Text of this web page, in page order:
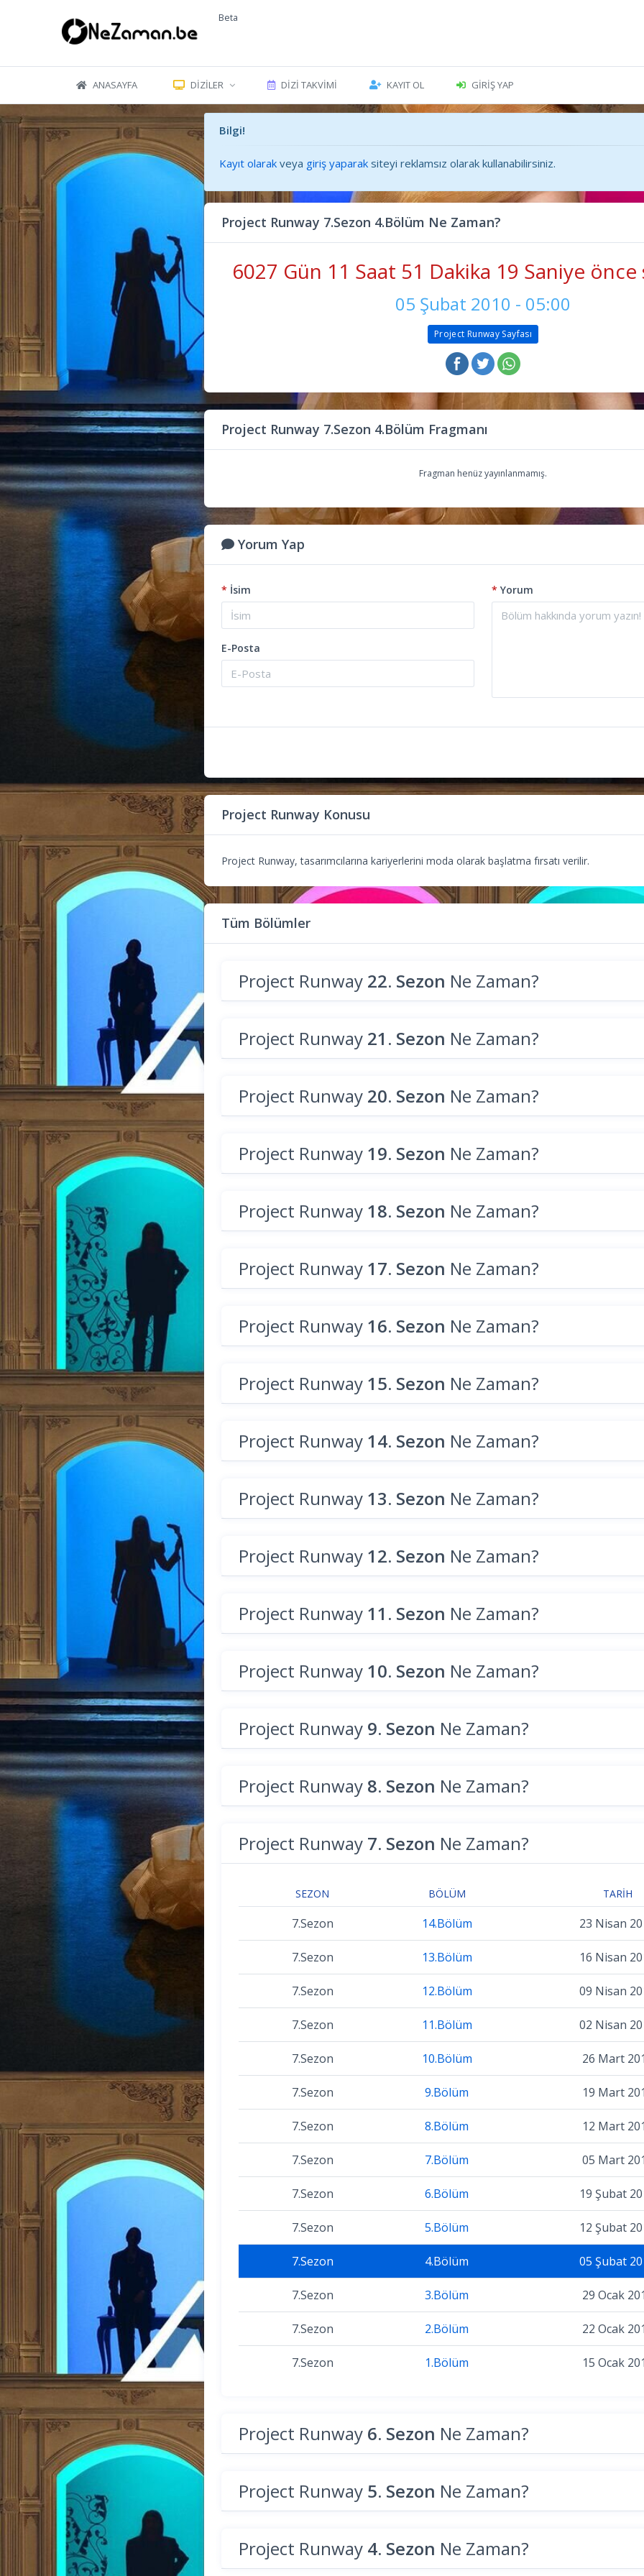
Beta
ANASAYFA DIZILER DIZI TAKVIMI KAYIT OL GIRIŞ YAP
Bilgi!
Kayıt olarak veya giriş yaparak siteyi reklamsız olarak kullanabilirsiniz.
Project Runway 7.Sezon 4.Bölüm Ne Zaman?
6027 Gün 11 Saat 51 Dakika 21 Saniye
05 Şubat 2010 - 05:00
Project Runway Sayfası
Project Runway 7.Sezon 4.Bölüm Fragmanı
Fragman henüz yayınlanmamış.
Yorum Yap
* İsim
E-Posta
* Yorum
Project Runway Konusu
Project Runway, tasarımcılarına kariyerlerini moda olarak başlatma fırsatı verilir.
Tüm Bölümler
Project Runway 22. Sezon Ne Zaman?
Project Runway 21. Sezon Ne Zaman?
Project Runway 20. Sezon Ne Zaman?
Project Runway 19. Sezon Ne Zaman?
Project Runway 18. Sezon Ne Zaman?
Project Runway 17. Sezon Ne Zaman?
Project Runway 16. Sezon Ne Zaman?
Project Runway 15. Sezon Ne Zaman?
Project Runway 14. Sezon Ne Zaman?
Project Runway 13. Sezon Ne Zaman?
Project Runway 12. Sezon Ne Zaman?
Project Runway 11. Sezon Ne Zaman?
Project Runway 10. Sezon Ne Zaman?
Project Runway 9. Sezon Ne Zaman?
Project Runway 8. Sezon Ne Zaman?
Project Runway 7. Sezon Ne Zaman?
SEZON BÖLÜM TARIH
7.Sezon 14.Bölüm 23 Nisan
7.Sezon 13.Bölüm 16 Nisan
7.Sezon 12.Bölüm 09 Nisan
7.Sezon 11.Bölüm 02 Nisan
7.Sezon 10.Bölüm 26 Mart
7.Sezon 9.Bölüm 19 Mart
7.Sezon 8.Bölüm 12 Mart
7.Sezon 7.Bölüm 05 Mart
7.Sezon 6.Bölüm 19 Şubat
7.Sezon 5.Bölüm 12 Şubat
7.Sezon 4.Bölüm 05 Şubat
7.Sezon 3.Bölüm 29 Ocak
7.Sezon 2.Bölüm 22 Ocak
7.Sezon 1.Bölüm 15 Ocak
Project Runway 6. Sezon Ne Zaman?
Project Runway 5. Sezon Ne Zaman?
Project Runway 4. Sezon Ne Zaman?